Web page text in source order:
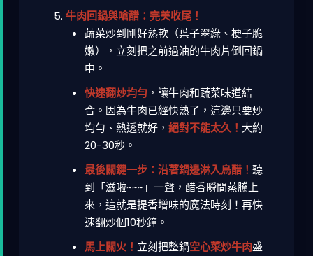
牛肉回鍋與嗆醋：完美收尾！
蔬菜炒到剛好熟軟（葉子翠綠、梗子脆
嫩），立刻把之前過油的牛肉片倒回鍋
中。
快速翻炒均勻 ，讓牛肉和蔬菜味道結
合。因為牛肉已經快熟了，這邊只要炒
均勻、熱透就好， 絕對不能太久！ 大約
20-30秒。
最後關鍵一步：沿著鍋邊淋入烏醋！ 聽
到「滋啦~~~」一聲，醋香瞬間蒸騰上
來，這就是提香增味的魔法時刻！再快
速翻炒個10秒鐘。
馬上關火！ 立刻把整鍋空心菜炒牛肉盛